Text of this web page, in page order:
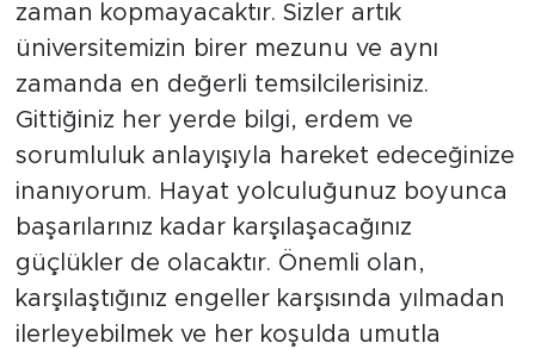
zaman kopmayacaktır. Sizler artık
üniversitemizin birer mezunu ve aynı
zamanda en değerli temsilcilerisiniz.
Gittiğiniz her yerde bilgi, erdem ve
sorumluluk anlayışıyla hareket edeceğinize
inanıyorum. Hayat yolculuğunuz boyunca
başarılarınız kadar karşılaşacağınız
güçlükler de olacaktır. Önemli olan,
karşılaştığınız engeller karşısında yılmadan
ilerleyebilmek ve her koşulda umutla